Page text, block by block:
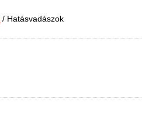
/ Hatásvadászok